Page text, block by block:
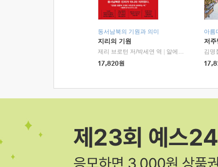
동서남북의 기원과 의미
지리의 기원
제리 브로턴 저/박세연 역
알에이치코리아(RHK)
17,820원
아름
저
김명